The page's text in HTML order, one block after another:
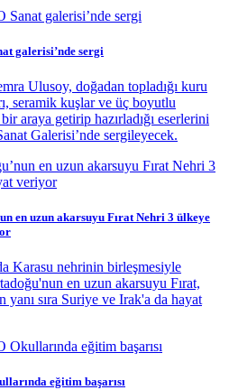
galerisi’nde sergi
Ulusoy, doğadan topladığı kuru
seramik kuşlar ve üç boyutlu
araya getirip hazırladığı eserlerini
Galerisi’nde sergileyecek.
en uzun akarsuyu Fırat Nehri 3 ülkeye
Karasu nehrinin birleşmesiyle
en uzun akarsuyu Fırat,
yanı sıra Suriye ve Irak'a da hayat
eğitim başarısı